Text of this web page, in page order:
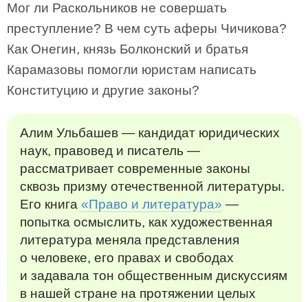
Мог ли Раскольников не совершать
преступление? В чем суть аферы Чичикова?
Как Онегин, князь Болконский и братья
Карамазовы помогли юристам написать
Конституцию и другие законы?
Алим Ульбашев — кандидат юридических
наук, правовед и писатель —
рассматривает современные законы
сквозь призму отечественной литературы.
Его книга «Право и литература» —
попытка осмыслить, как художественная
литература меняла представления
о человеке, его правах и свободах
и задавала тон общественным дискуссиям
в нашей стране на протяжении целых